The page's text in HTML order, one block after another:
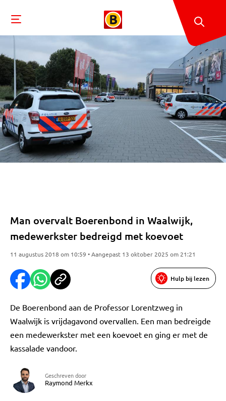
Man overvalt Boerenbond in Waalwijk,
medewerkster bedreigd met koevoet
11 augustus 2018 om 10:59 • Aangepast 13 oktober 2025 om 21:21
Hulp bij lezen
De Boerenbond aan de Professor Lorentzweg in
Waalwijk is vrijdagavond overvallen. Een man bedreigde
een medewerkster met een koevoet en ging er met de
kassalade vandoor.
Geschreven door
Raymond Merkx